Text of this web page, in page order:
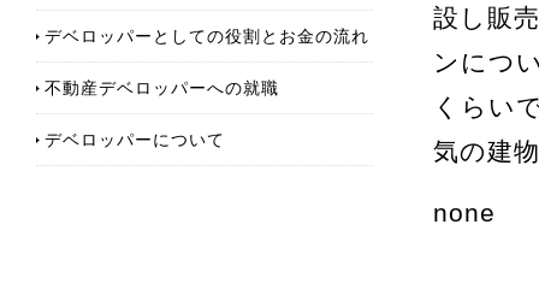
設し販
ンにつ
くらい
気の建
none
デベロッパーとしての役割とお金の流れ
不動産デベロッパーへの就職
デベロッパーについて